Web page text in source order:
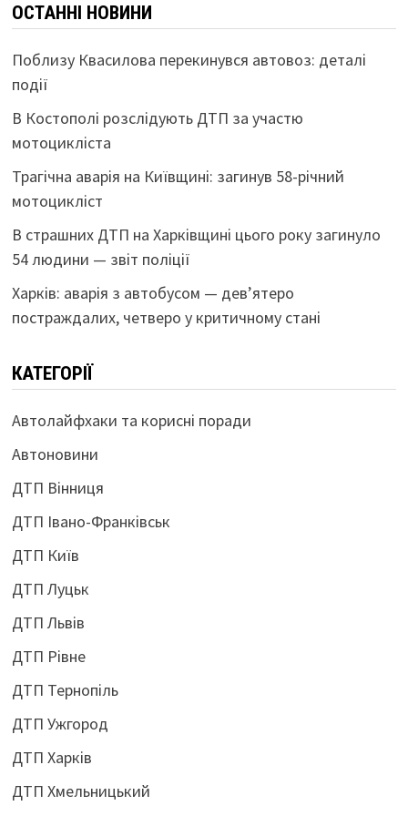
ОСТАННІ НОВИНИ
Поблизу Квасилова перекинувся автовоз: деталі
події
В Костополі розслідують ДТП за участю
мотоцикліста
Трагічна аварія на Київщині: загинув 58-річний
мотоцикліст
В страшних ДТП на Харківщині цього року загинуло
54 людини — звіт поліції
Харків: аварія з автобусом — дев’ятеро
постраждалих, четверо у критичному стані
КАТЕГОРІЇ
Автолайфхаки та корисні поради
Автоновини
ДТП Вінниця
ДТП Івано-Франківськ
ДТП Київ
ДТП Луцьк
ДТП Львів
ДТП Рівне
ДТП Тернопіль
ДТП Ужгород
ДТП Харків
ДТП Хмельницький